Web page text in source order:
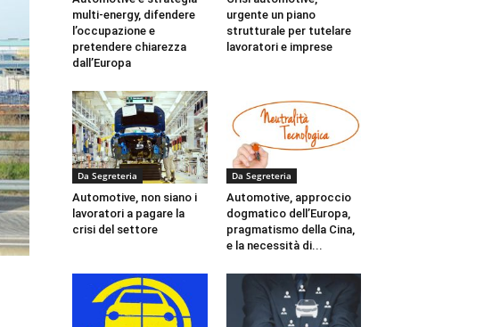
multi-energy, difendere
l’occupazione e
pretendere chiarezza
dall’Europa
urgente un piano
strutturale per tutelare
lavoratori e imprese
Da Segreteria
Automotive, non siano i
lavoratori a pagare la
crisi del settore
Da Segreteria
Automotive, approccio
dogmatico dell’Europa,
pragmatismo della Cina,
e la necessità di...